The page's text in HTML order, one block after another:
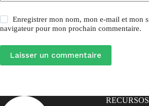
Enregistrer mon nom, mon e-mail et mon
navigateur pour mon prochain commentaire.
Laisser un commentaire
RECURSOS